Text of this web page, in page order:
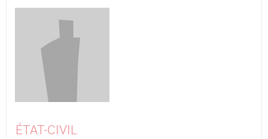
ÉTAT-CIVIL